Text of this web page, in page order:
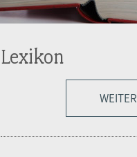
Lexikon
WEITER